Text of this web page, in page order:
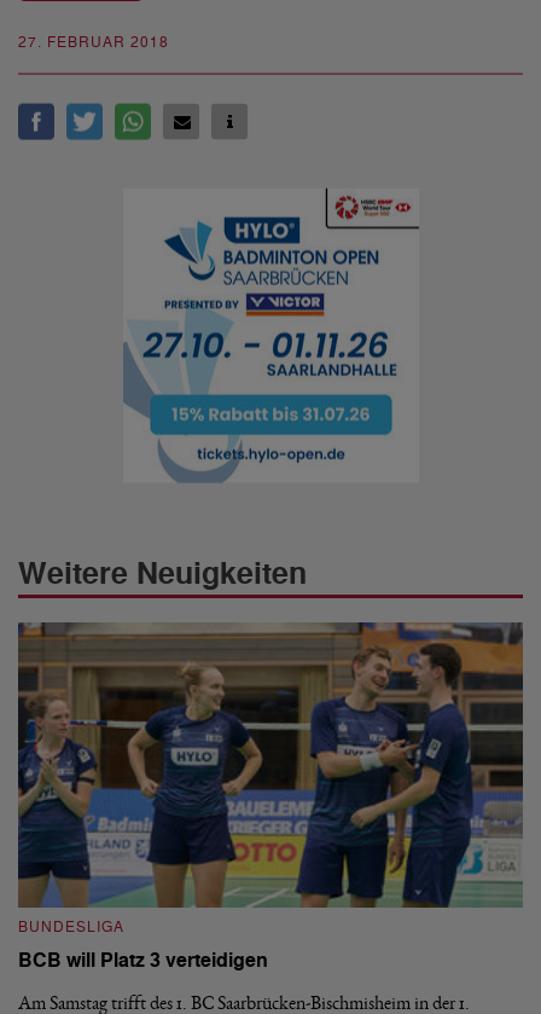
27. FEBRUAR 2018
Weitere Neuigkeiten
BUNDESLIGA
BCB will Platz 3 verteidigen
Am Samstag trifft des 1. BC Saarbrücken-Bischmisheim in der 1.